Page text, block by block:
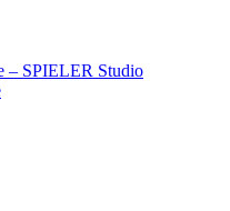
– SPIELER Studio